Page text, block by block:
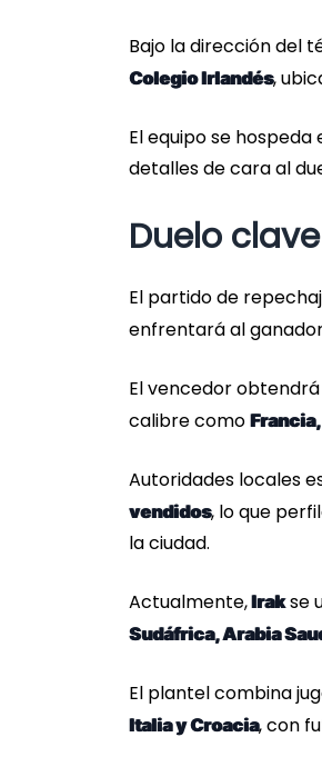
Bajo la dirección del
Colegio Irlandés,
El equipo se
detalles de cara al
Duelo
El partido de
enfrentará al
El vencedor
calibre como
Autoridades locales
vendidos, lo que
la ciudad.
Actualmente,Irakse
Sudáfrica, Arabia
El plantel combina
Italia y Croacia, con